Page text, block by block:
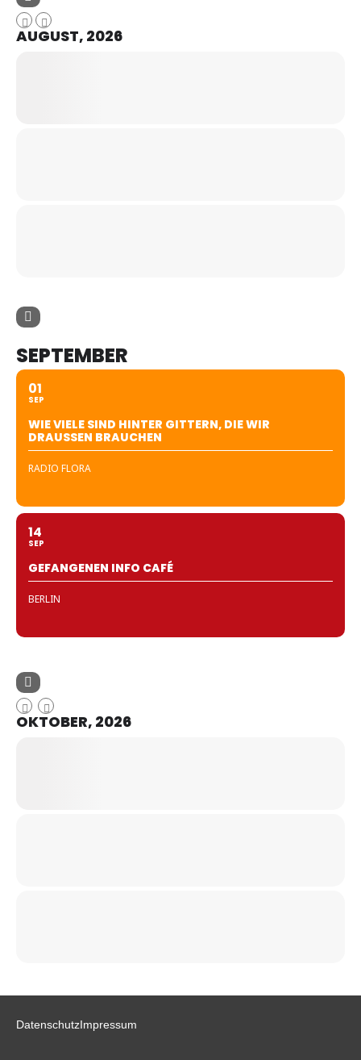
AUGUST, 2026
SEPTEMBER
01
SEP
WIE VIELE SIND HINTER GITTERN, DIE WIR
DRAUSSEN BRAUCHEN
RADIO FLORA
14
SEP
GEFANGENEN INFO CAFÉ
BERLIN
OKTOBER, 2026
DatenschutzImpressum